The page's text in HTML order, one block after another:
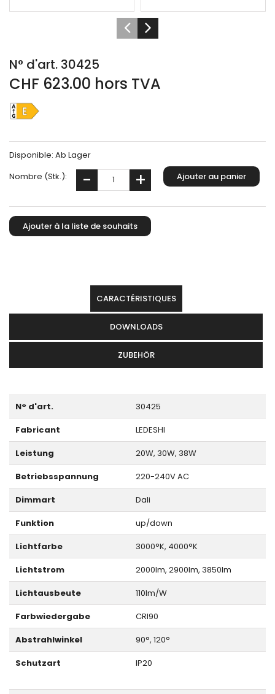
N° d'art. 30425
CHF 623.00 hors TVA
Disponible: Ab Lager
Nombre (Stk.):
CARACTÉRISTIQUES
DOWNLOADS
ZUBEHÖR
N° d'art.
30425
Fabricant
LEDESHI
Leistung
20W, 30W, 38W
Betriebsspannung
220-240V AC
Dimmart
Dali
Funktion
up/down
Lichtfarbe
3000°K, 4000°K
Lichtstrom
2000lm, 2900lm, 3850lm
Lichtausbeute
110lm/W
Farbwiedergabe
CRI90
Abstrahlwinkel
90°, 120°
Schutzart
IP20